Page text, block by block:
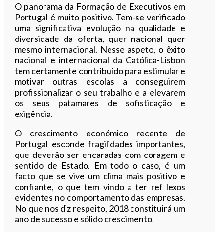
O panorama da Formação de Executivos em
Portugal é muito positivo. Tem-se verificado
uma significativa evolução na qualidade e
diversidade da oferta, quer nacional quer
mesmo internacional. Nesse aspeto, o êxito
nacional e internacional da Católica-Lisbon
tem certamente contribuído para estimular e
motivar outras escolas a conseguirem
profissionalizar o seu trabalho e a elevarem
os seus patamares de sofisticação e
exigência.
O crescimento económico recente de
Portugal esconde fragilidades importantes,
que deverão ser encaradas com coragem e
sentido de Estado. Em todo o caso, é um
facto que se vive um clima mais positivo e
confiante, o que tem vindo a ter ref lexos
evidentes no comportamento das empresas.
No que nos diz respeito, 2018 constituirá um
ano de sucesso e sólido crescimento.